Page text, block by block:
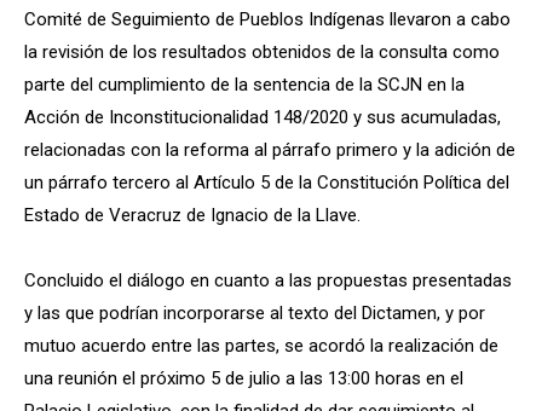
Comité de Seguimiento de Pueblos Indígenas llevaron a cabo
la revisión de los resultados obtenidos de la consulta como
parte del cumplimiento de la sentencia de la SCJN en la
Acción de Inconstitucionalidad 148/2020 y sus acumuladas,
relacionadas con la reforma al párrafo primero y la adición de
un párrafo tercero al Artículo 5 de la Constitución Política del
Estado de Veracruz de Ignacio de la Llave.
Concluido el diálogo en cuanto a las propuestas presentadas
y las que podrían incorporarse al texto del Dictamen, y por
mutuo acuerdo entre las partes, se acordó la realización de
una reunión el próximo 5 de julio a las 13:00 horas en el